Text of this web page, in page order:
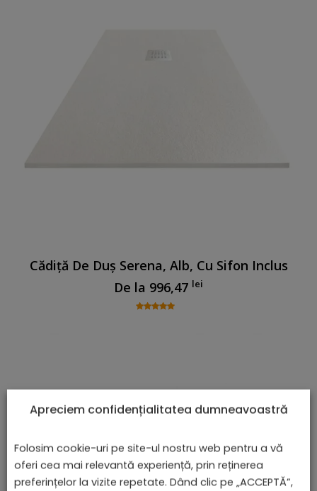
Cădiță De Duș Serena, Alb, Cu Sifon Inclus
De la 996,47 lei
Apreciem confidențialitatea dumneavoastră
Folosim cookie-uri pe site-ul nostru web pentru a vă
oferi cea mai relevantă experiență, prin reținerea
preferințelor la vizite repetate. Dând clic pe „ACCEPTĂ”,